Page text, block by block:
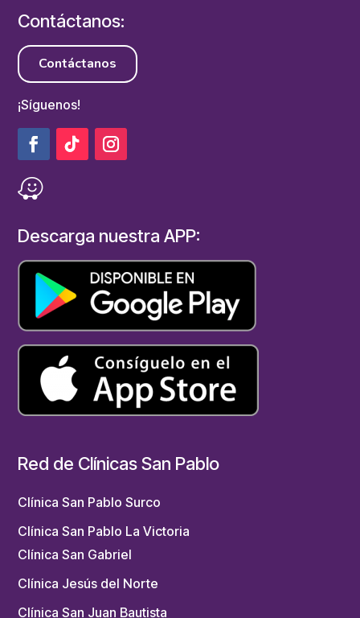
Contáctanos:
Contáctanos
¡Síguenos!
Descarga nuestra APP:
Red de Clínicas San Pablo
Clínica San Pablo Surco
Clínica San Pablo La Victoria
Clínica San Gabriel
Clínica Jesús del Norte
Clínica San Juan Bautista